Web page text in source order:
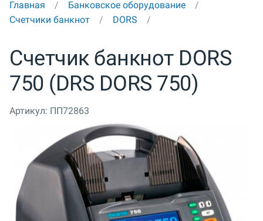
Главная
Банковское оборудование
Счетчики банкнот
DORS
Счетчик банкнот DORS
750 (DRS DORS 750)
Артикул: ПП72863